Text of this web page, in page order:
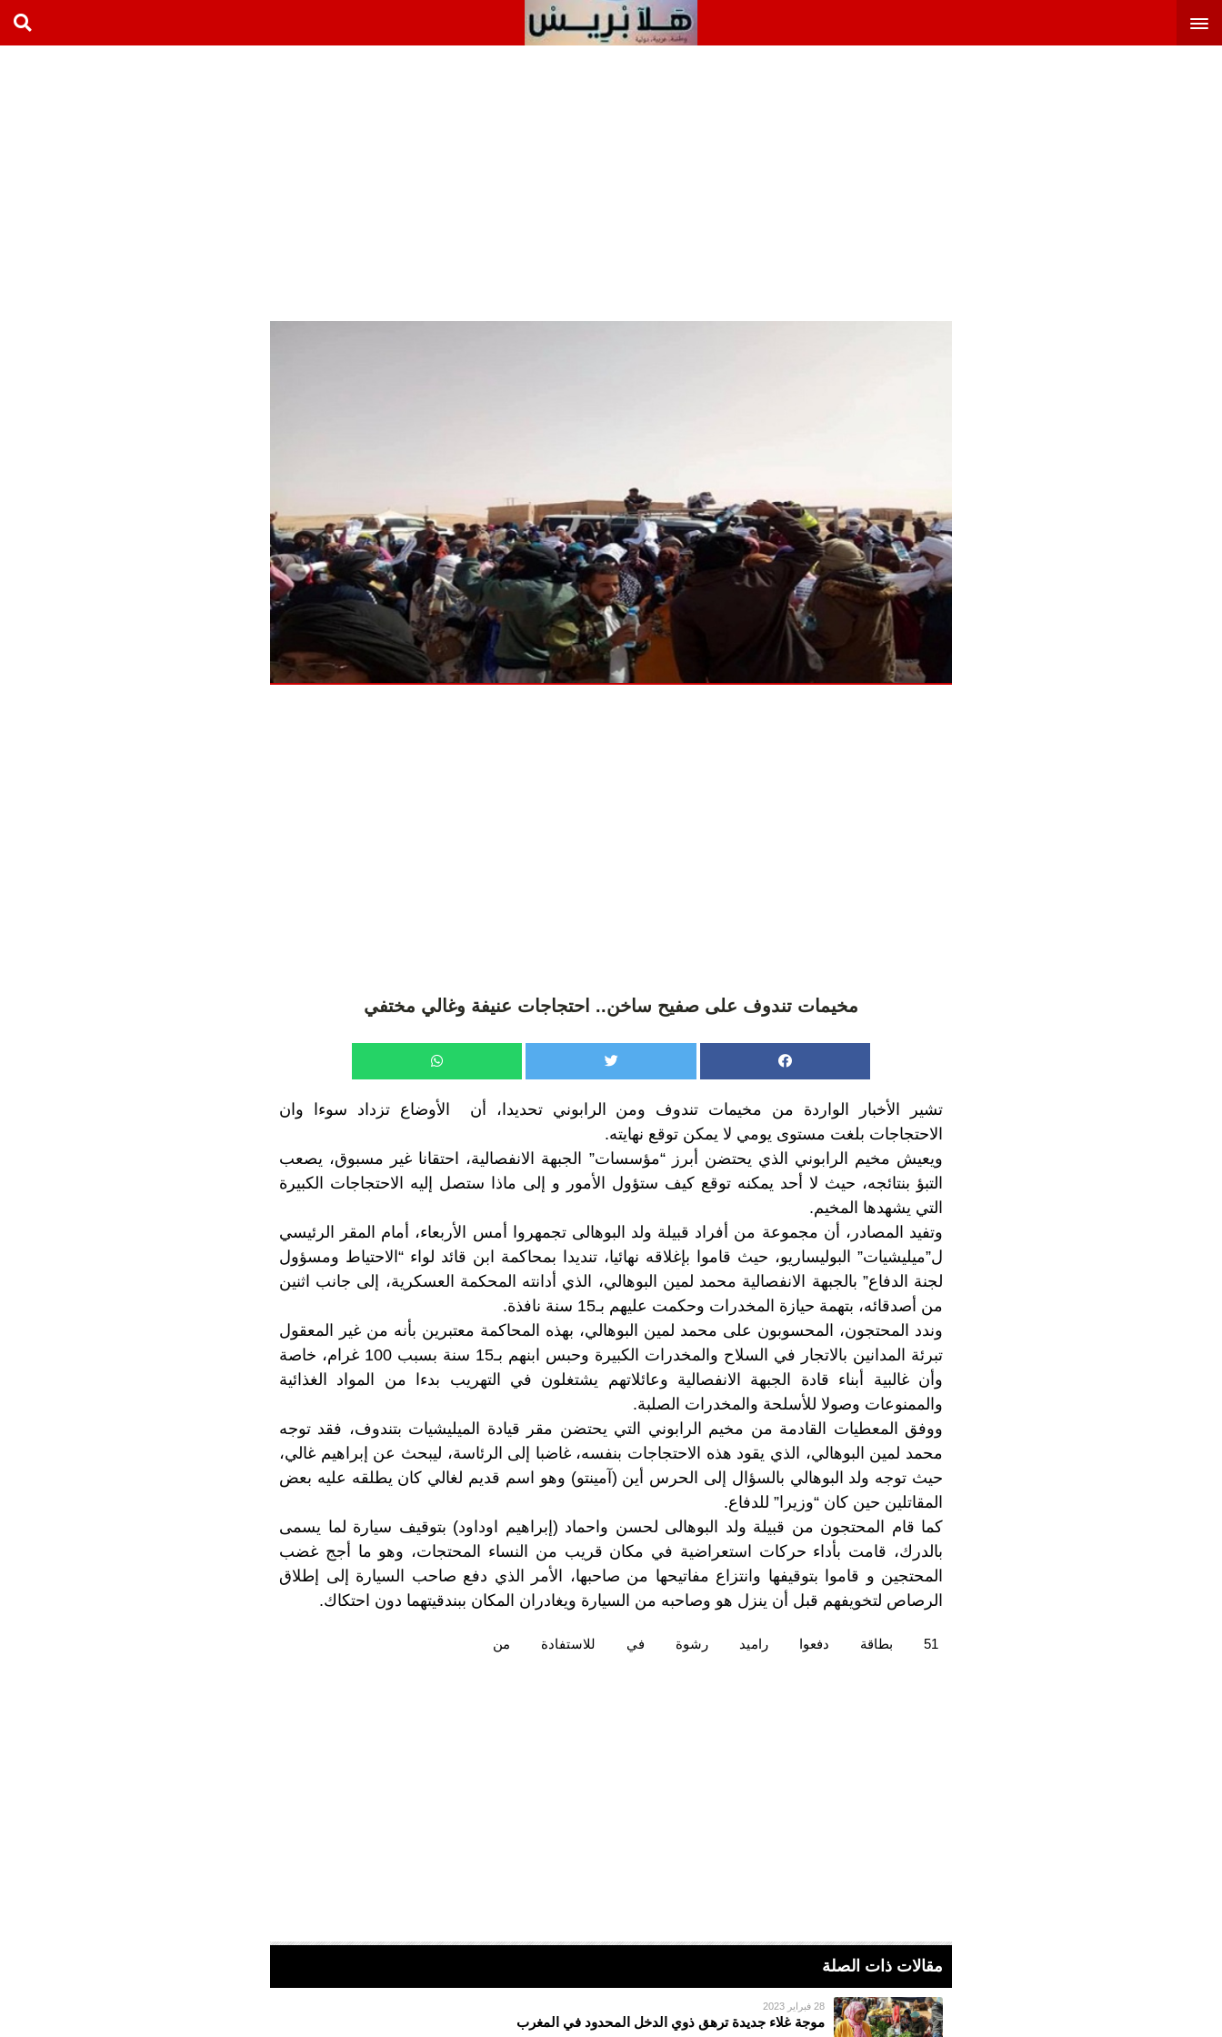
مخيمات تندوف على صفيح ساخن.. احتجاجات عنيفة وغالي مختفي
تشير الأخبار الواردة من مخيمات تندوف ومن الرابوني تحديدا، أن الأوضاع تزداد سوءا وان
الاحتجاجات بلغت مستوى يومي لا يمكن توقع نهايته.
ويعيش مخيم الرابوني الذي يحتضن أبرز “مؤسسات” الجبهة الانفصالية، احتقانا غير مسبوق، يصعب
التبؤ بنتائجه، حيث لا أحد يمكنه توقع كيف ستؤول الأمور و إلى ماذا ستصل إليه الاحتجاجات الكبيرة
التي يشهدها المخيم.
وتفيد المصادر، أن مجموعة من أفراد قبيلة ولد البوهالى تجمهروا أمس الأربعاء، أمام المقر الرئيسي
ل”ميليشيات” البوليساريو، حيث قاموا بإغلاقه نهائيا، تنديدا بمحاكمة ابن قائد لواء “الاحتياط ومسؤول
لجنة الدفاع” بالجبهة الانفصالية محمد لمين البوهالي، الذي أدانته المحكمة العسكرية، إلى جانب اثنين
من أصدقائه، بتهمة حيازة المخدرات وحكمت عليهم بـ15 سنة نافذة.
وندد المحتجون، المحسوبون على محمد لمين البوهالي، بهذه المحاكمة معتبرين بأنه من غير المعقول
تبرئة المدانين بالاتجار في السلاح والمخدرات الكبيرة وحبس ابنهم بـ15 سنة بسبب 100 غرام، خاصة
وأن غالبية أبناء قادة الجبهة الانفصالية وعائلاتهم يشتغلون في التهريب بدءا من المواد الغذائية
والممنوعات وصولا للأسلحة والمخدرات الصلبة.
ووفق المعطيات القادمة من مخيم الرابوني التي يحتضن مقر قيادة الميليشيات بتندوف، فقد توجه
محمد لمين البوهالي، الذي يقود هذه الاحتجاجات بنفسه، غاضبا إلى الرئاسة، ليبحث عن إبراهيم غالي،
حيث توجه ولد البوهالي بالسؤال إلى الحرس أين (آمينتو) وهو اسم قديم لغالي كان يطلقه عليه بعض
المقاتلين حين كان “وزيرا” للدفاع.
كما قام المحتجون من قبيلة ولد البوهالى لحسن واحماد (إبراهيم اوداود) بتوقيف سيارة لما يسمى
بالدرك، قامت بأداء حركات استعراضية في مكان قريب من النساء المحتجات، وهو ما أجج غضب
المحتجين و قاموا بتوقيفها وانتزاع مفاتيحها من صاحبها، الأمر الذي دفع صاحب السيارة إلى إطلاق
الرصاص لتخويفهم قبل أن ينزل هو وصاحبه من السيارة ويغادران المكان ببندقيتهما دون احتكاك.
51 بطاقة دفعوا راميد رشوة في للاستفادة من
مقالات ذات الصلة
28 فبراير 2023
موجة غلاء جديدة ترهق ذوي الدخل المحدود في المغرب